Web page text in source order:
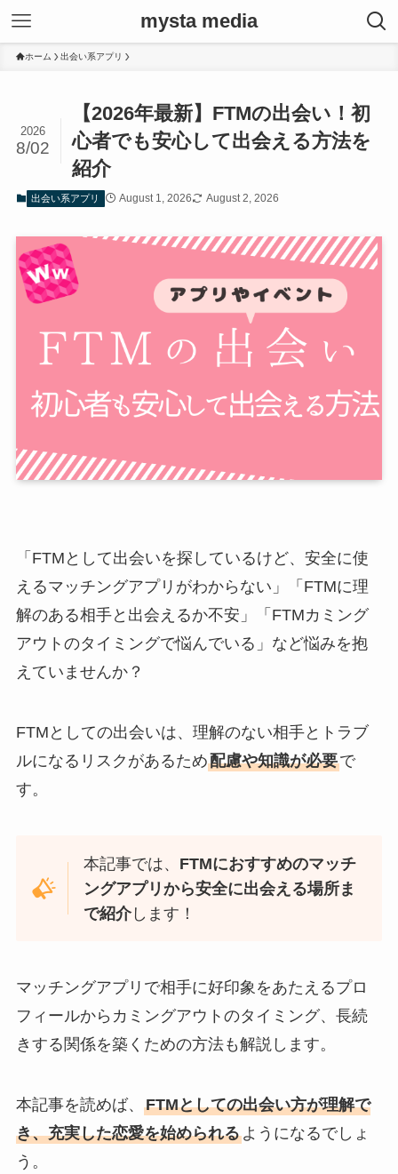
mysta media
ホーム 出会い系アプリ
【2026年最新】FTMの出会い！初
心者でも安心して出会える方法を
紹介
2026
8/02
出会い系アプリ August 1, 2026 August 2, 2026
「FTMとして出会いを探しているけど、安全に使
えるマッチングアプリがわからない」「FTMに理
解のある相手と出会えるか不安」「FTMカミング
アウトのタイミングで悩んでいる」など悩みを抱
えていませんか？
FTMとしての出会いは、理解のない相手とトラブ
ルになるリスクがあるため配慮や知識が必要で
す。
本記事では、 FTMにおすすめのマッチ
ングアプリから安全に出会える場所ま
で紹介します！
マッチングアプリで相手に好印象をあたえるプロ
フィールからカミングアウトのタイミング、長続
きする関係を築くための方法も解説します。
本記事を読めば、 FTMとしての出会い方が理解で
き、充実した恋愛を始められるようになるでしょ
う。